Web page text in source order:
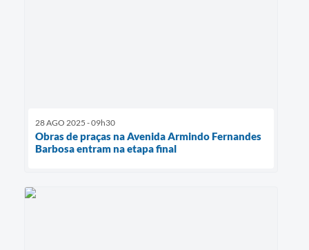
28 AGO 2025 - 09h30
Obras de praças na Avenida Armindo Fernandes
Barbosa entram na etapa final